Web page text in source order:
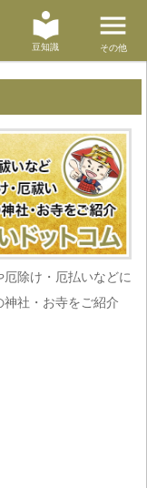
豆知識 その他
厄除け・厄払いなどに
社・お寺をご紹介